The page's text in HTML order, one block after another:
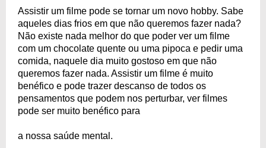
Assistir um filme pode se tornar um novo hobby. Sabe
aqueles dias frios em que não queremos fazer nada?
Não existe nada melhor do que poder ver um filme
com um chocolate quente ou uma pipoca e pedir uma
comida, naquele dia muito gostoso em que não
queremos fazer nada. Assistir um filme é muito
benéfico e pode trazer descanso de todos os
pensamentos que podem nos perturbar, ver filmes
pode ser muito benéfico para
a nossa saúde mental.